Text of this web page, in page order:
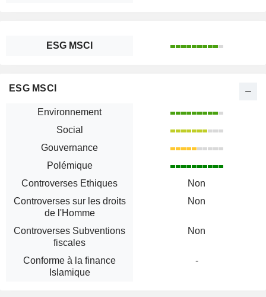
ESG MSCI
ESG MSCI
Environnement
Social
Gouvernance
Polémique
Controverses Ethiques
Non
Controverses sur les droits
de l'Homme
Non
Controverses Subventions
fiscales
Non
Conforme à la finance
Islamique
-